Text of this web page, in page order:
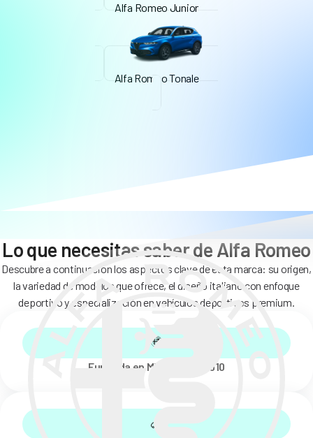
Alfa Romeo Junior
Alfa Romeo Tonale
Lo que necesitas saber de Alfa Romeo
Descubre a continuación los aspectos clave de esta marca: su origen,
la variedad de modelos que ofrece, el diseño italiano con enfoque
deportivo y especialización en vehículos deportivos premium.
Fundada en Milán, Italia, 1910